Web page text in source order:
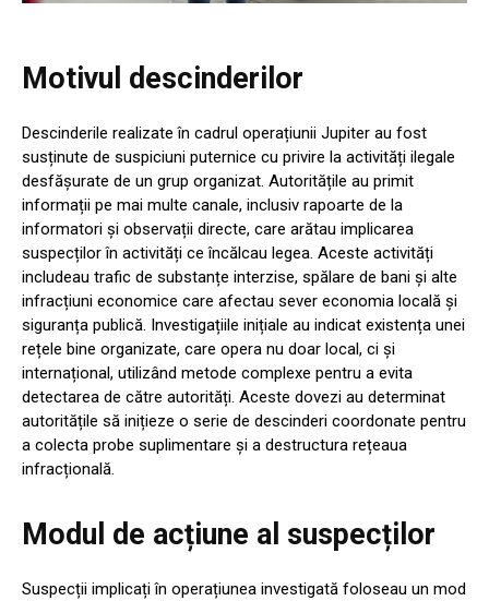
Motivul descinderilor
Descinderile realizate în cadrul operațiunii Jupiter au fost
susținute de suspiciuni puternice cu privire la activități ilegale
desfășurate de un grup organizat. Autoritățile au primit
informații pe mai multe canale, inclusiv rapoarte de la
informatori și observații directe, care arătau implicarea
suspecților în activități ce încălcau legea. Aceste activități
includeau trafic de substanțe interzise, spălare de bani și alte
infracțiuni economice care afectau sever economia locală și
siguranța publică. Investigațiile inițiale au indicat existența unei
rețele bine organizate, care opera nu doar local, ci și
internațional, utilizând metode complexe pentru a evita
detectarea de către autorități. Aceste dovezi au determinat
autoritățile să inițieze o serie de descinderi coordonate pentru
a colecta probe suplimentare și a destructura rețeaua
infracțională.
Modul de acțiune al suspecților
Suspecții implicați în operațiunea investigată foloseau un mod